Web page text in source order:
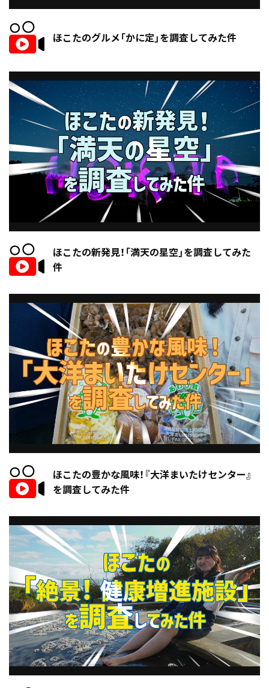
ほこたのグルメ「かに定」を調査してみた件
ほこたの新発見！「満天の星空」を調査してみた
件
ほこたの豊かな風味！『大洋まいたけセンター』
を調査してみた件